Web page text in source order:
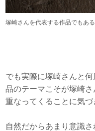
塚崎さんを代表する作品でもあ
でも実際に塚崎さんと
品のテーマこそが塚崎
重なってくることに気づ
自然だからあまり意識